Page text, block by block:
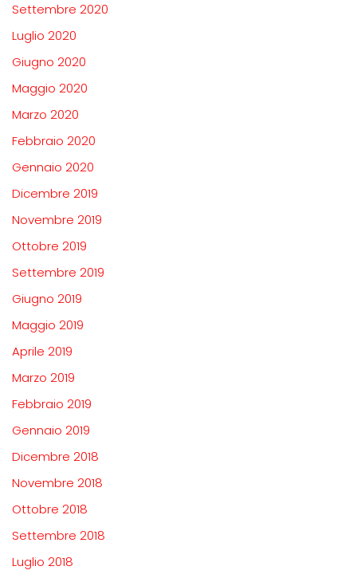
Settembre 2020
Luglio 2020
Giugno 2020
Maggio 2020
Marzo 2020
Febbraio 2020
Gennaio 2020
Dicembre 2019
Novembre 2019
Ottobre 2019
Settembre 2019
Giugno 2019
Maggio 2019
Aprile 2019
Marzo 2019
Febbraio 2019
Gennaio 2019
Dicembre 2018
Novembre 2018
Ottobre 2018
Settembre 2018
Luglio 2018